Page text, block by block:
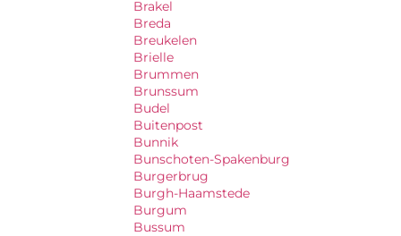
Brakel
Breda
Breukelen
Brielle
Brummen
Brunssum
Budel
Buitenpost
Bunnik
Bunschoten-Spakenburg
Burgerbrug
Burgh-Haamstede
Burgum
Bussum